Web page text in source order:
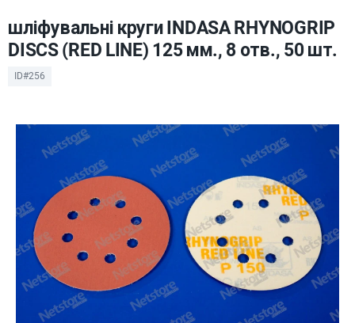
шліфувальні круги INDASA RHYNOGRIP
DISCS (RED LINE) 125 мм., 8 отв., 50 шт.
ID#256